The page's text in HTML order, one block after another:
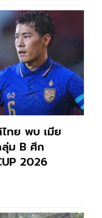
ทย พบ เมีย
ลุ่ม B ศึก
2026